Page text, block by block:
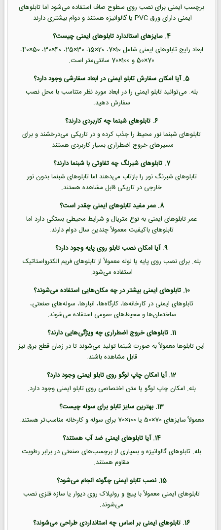
برچسب ایمنی برای نصب روی سطوح صاف استفاده می‌شود اما تابلوهای
ایمنی دارای ورق PVC یا گالوانیزه هستند و دوام بیشتری دارند.
4. سایزهای استاندارد تابلوهای ایمنی چیست؟
ابعاد رایج تابلوهای ایمنی شامل 10×7، 20×15، 30×25، 40×30، 50×40،
70×50 و 100×70 سانتی‌متر است.
5. آیا امکان سفارش تابلو ایمنی در ابعاد سفارشی وجود دارد؟
بله. می‌توانید تابلو ایمنی را در ابعاد مورد نظر متناسب با محل نصب
سفارش دهید.
6. تابلوهای شبنما چه کاربردی دارند؟
تابلوهای شبنما نور محیط را جذب کرده و در تاریکی می‌درخشند و برای
مسیرهای خروج اضطراری بسیار کاربردی هستند.
7. تابلوهای شبرنگ چه تفاوتی با شبنما دارند؟
تابلوهای شبرنگ نور را بازتاب می‌دهند اما تابلوهای شبنما بدون نور
خارجی در تاریکی قابل مشاهده هستند.
8. عمر مفید تابلوهای ایمنی چقدر است؟
عمر تابلوهای ایمنی به نوع متریال و شرایط محیطی بستگی دارد اما
تابلوهای باکیفیت معمولاً چندین سال دوام دارند.
9. آیا امکان نصب تابلو روی پایه وجود دارد؟
بله. برای نصب روی پایه یا لوله معمولاً از تابلوهای فریم الکترواستاتیک
استفاده می‌شود.
10. تابلوهای ایمنی بیشتر در چه مکان‌هایی استفاده می‌شوند؟
تابلوهای ایمنی در کارخانه‌ها، کارگاه‌ها، انبارها، سوله‌های صنعتی،
ساختمان‌ها و محیط‌های عمومی استفاده می‌شوند.
11. تابلوهای خروج اضطراری چه ویژگی‌هایی دارند؟
این تابلوها معمولاً به صورت شبنما تولید می‌شوند تا در زمان قطع برق نیز
قابل مشاهده باشند.
12. آیا امکان چاپ لوگو روی تابلو ایمنی وجود دارد؟
بله. امکان چاپ لوگو یا متن اختصاصی روی تابلو ایمنی وجود دارد.
13. بهترین سایز تابلو برای سوله چیست؟
معمولاً سایزهای 70×50 یا 100×70 برای سوله و کارخانه مناسب‌تر هستند.
14. آیا تابلوهای ایمنی ضد آب هستند؟
بله. تابلوهای گالوانیزه و بسیاری از برچسب‌های صنعتی در برابر رطوبت
مقاوم هستند.
15. نصب تابلو ایمنی چگونه انجام می‌شود؟
تابلوهای ایمنی معمولاً با پیچ و رولپلاک روی دیوار یا سازه فلزی نصب
می‌شوند.
16. تابلوهای ایمنی بر اساس چه استانداردی طراحی می‌شوند؟